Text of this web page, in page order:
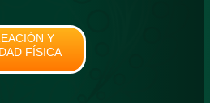
Y
FÍSICA